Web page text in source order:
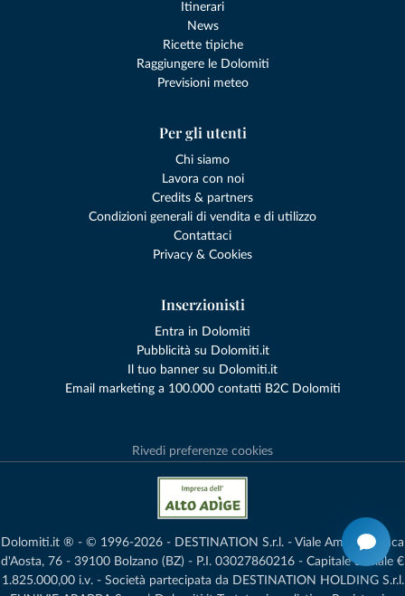
Itinerari
News
Ricette tipiche
Raggiungere le Dolomiti
Previsioni meteo
Per gli utenti
Chi siamo
Lavora con noi
Credits & partners
Condizioni generali di vendita e di utilizzo
Contattaci
Privacy & Cookies
Inserzionisti
Entra in Dolomiti
Pubblicità su Dolomiti.it
Il tuo banner su Dolomiti.it
Email marketing a 100.000 contatti B2C Dolomiti
Rivedi preferenze cookies
Dolomiti.it ® - © 1996-2026 - DESTINATION S.r.l. - Viale Amedeo Duca
d'Aosta, 76 - 39100 Bolzano (BZ) - P.I. 03027860216 - Capitale Sociale €
1.825.000,00 i.v. - Società partecipata da DESTINATION HOLDING S.r.l.